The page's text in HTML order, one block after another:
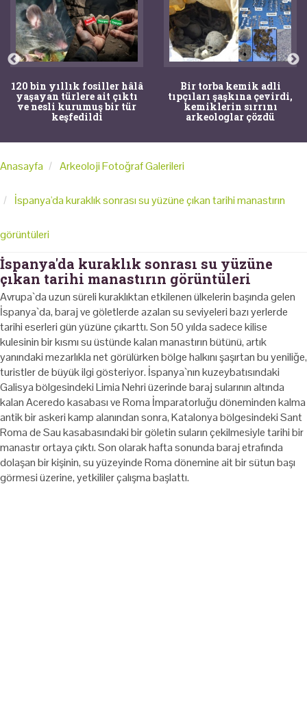
120 bin yıllık fosiller hâlâ
yaşayan türlere ait çıktı
ve nesli kurumuş bir tür
keşfedildi
Bir torba kemik adli
tıpçıları şaşkına çevirdi,
kemiklerin sırrını
arkeologlar çözdü
Anasayfa Arkeoloji Fotoğraf Galerileri
İspanya'da kuraklık sonrası su yüzüne çıkan tarihi manastırın
görüntüleri
İspanya'da kuraklık sonrası su yüzüne
çıkan tarihi manastırın görüntüleri
Avrupa`da uzun süreli kuraklıktan etkilenen ülkelerin başında gelen
İspanya`da, baraj ve göletlerde azalan su seviyeleri bazı yerlerde
tarihi eserleri gün yüzüne çıkarttı. Son 50 yılda sadece kilise
kulesinin bir kısmı su üstünde kalan manastırın bütünü, artık
yanındaki mezarlıkla net görülürken bölge halkını şaşırtan bu yeniliğe,
turistler de büyük ilgi gösteriyor. İspanya`nın kuzeybatısındaki
Galisya bölgesindeki Limia Nehri üzerinde baraj sularının altında
kalan Aceredo kasabası ve Roma İmparatorluğu döneminden kalma
antik bir askeri kamp alanından sonra, Katalonya bölgesindeki Sant
Roma de Sau kasabasındaki bir göletin suların çekilmesiyle tarihi bir
manastır ortaya çıktı. Son olarak hafta sonunda baraj etrafında
dolaşan bir kişinin, su yüzeyinde Roma dönemine ait bir sütun başı
görmesi üzerine, yetkililer çalışma başlattı.